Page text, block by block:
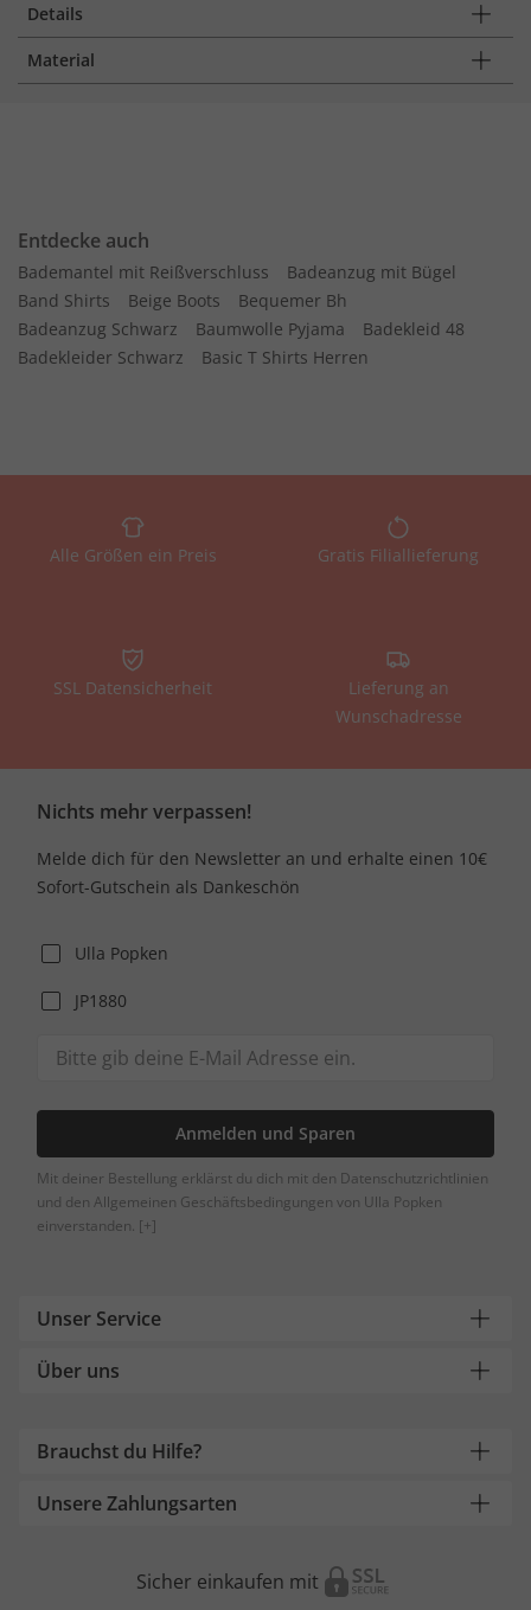
Details
Material
Entdecke auch
Bademantel mit Reißverschluss
Badeanzug mit Bügel
Band Shirts
Beige Boots
Bequemer Bh
Badeanzug Schwarz
Baumwolle Pyjama
Badekleid 48
Badekleider Schwarz
Basic T Shirts Herren
Alle Größen ein Preis Gratis Filiallieferung
SSL Datensicherheit
Lieferung an
Wunschadresse
Nichts mehr verpassen!
Melde dich für den Newsletter an und erhalte einen 10€
Sofort-Gutschein als Dankeschön
Ulla Popken
JP1880
Anmelden und Sparen
Mit deiner Bestellung erklärst du dich mit den Datenschutzrichtlinien
und den Allgemeinen Geschäftsbedingungen von Ulla Popken
einverstanden. [+]
Unser Service
Über uns
Brauchst du Hilfe?
Unsere Zahlungsarten
Sicher einkaufen mit